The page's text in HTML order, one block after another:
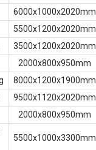
6000x1000x2020mm
5500x1200x2020mm
3500x1200x2020mm
2000x800x950mm
8000x1200x1900mm
9500x1120x2020mm
2000x800x950mm
5500x1000x3300mm